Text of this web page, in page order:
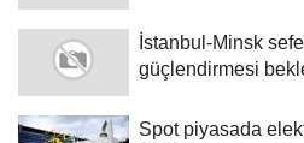
İstanbul-Minsk
güçlendirmesi
Spot piyasada